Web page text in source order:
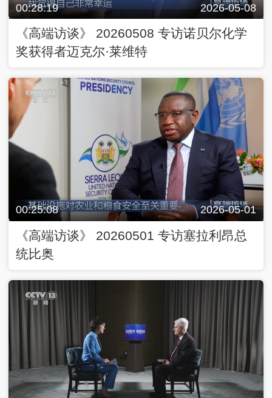
00:28:19 2026-05-08
《高端访谈》 20260508 专访诺贝尔化学
奖获得者迈克尔·莱维特
00:25:08 2026-05-01
《高端访谈》 20260501 专访塞拉利昂总
统比奥